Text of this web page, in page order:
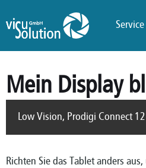
Mein Display
Low Vision, Prodigi Connect 12
Richten Sie das Tablet anders